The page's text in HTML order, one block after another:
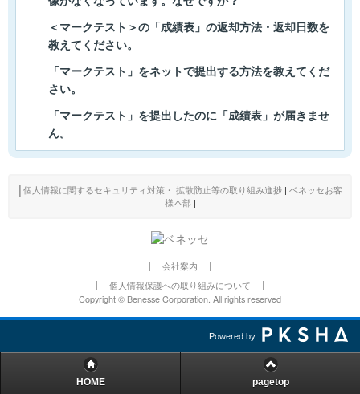
＜マークテスト＞の「成績表」の返却方法・返却日数を
教えてください。
「マークテスト」をネットで提出する方法を教えてくだ
さい。
「マークテスト」を提出したのに「成績表」が届きませ
ん。
個人情報に関するセキュリティ対策・ 拡散防止等の取り組み進捗
ベネッセお客
様本部|
会社案内
個人情報保護への取り組みについて
Copyright © Benesse Corporation. All rights reserved
Powered by
HOME pagetop